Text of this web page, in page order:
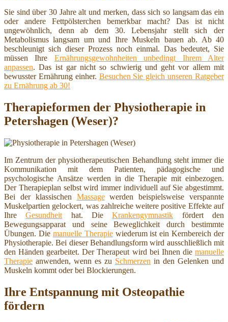
Sie sind über 30 Jahre alt und merken, dass sich so langsam das ein
oder andere Fettpölsterchen bemerkbar macht? Das ist nicht
ungewöhnlich, denn ab dem 30. Lebensjahr stellt sich der
Metabolismus langsam um und Ihre Muskeln bauen ab. Ab 40
beschleunigt sich dieser Prozess noch einmal. Das bedeutet, Sie
müssen Ihre Ernährungsgewohnheiten unbedingt Ihrem Alter
anpassen. Das ist gar nicht so schwierig und geht vor allem mit
bewusster Ernährung einher. Besuchen Sie gleich unseren Ratgeber
zu Ernährung ab 30!
Therapieformen der Physiotherapie in
Petershagen (Weser)?
Im Zentrum der physiotherapeutischen Behandlung steht immer die
Kommunikation mit dem Patienten, pädagogische und
psychologische Ansätze werden in die Therapie mit einbezogen.
Der Therapieplan selbst wird immer individuell auf Sie abgestimmt.
Bei der klassischen Massagewerden beispielsweise verspannte
Muskelpartien gelockert, was zahlreiche weitere positive Effekte auf
IhreGesundheit hat. DieKrankengymnastik fördert den
Bewegungsapparat und seine Beweglichkeit durch bestimmte
Übungen. Die manuelle Therapiewiederum ist ein Kernbereich der
Physiotherapie. Bei dieser Behandlungsform wird ausschließlich mit
den Händen gearbeitet. Der Therapeut wird bei Ihnen die manuelle
Therapie anwenden, wenn es zu Schmerzen in den Gelenken und
Muskeln kommt oder bei Blockierungen.
Ihre Entspannung mit Osteopathie
fördern